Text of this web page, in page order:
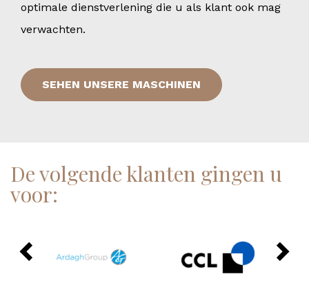
optimale dienstverlening die u als klant ook mag
verwachten.
SEHEN UNSERE MASCHINEN
De volgende klanten gingen u
voor: